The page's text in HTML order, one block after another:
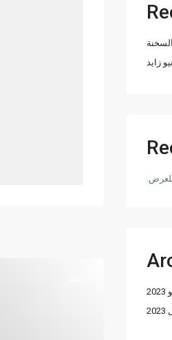
زايد